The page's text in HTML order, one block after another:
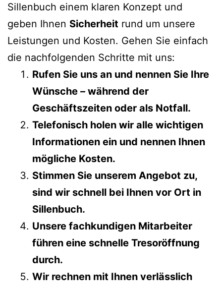
Sillenbuch einem klaren Konzept und
geben Ihnen Sicherheit rund um unsere
Leistungen und Kosten. Gehen Sie einfach
die nachfolgenden Schritte mit uns:
Rufen Sie uns an und nennen Sie Ihre
Wünsche – während der
Geschäftszeiten oder als Notfall.
Telefonisch holen wir alle wichtigen
Informationen ein und nennen Ihnen
mögliche Kosten.
Stimmen Sie unserem Angebot zu,
sind wir schnell bei Ihnen vor Ort in
Sillenbuch.
Unsere fachkundigen Mitarbeiter
führen eine schnelle Tresoröffnung
durch.
Wir rechnen mit Ihnen verlässlich